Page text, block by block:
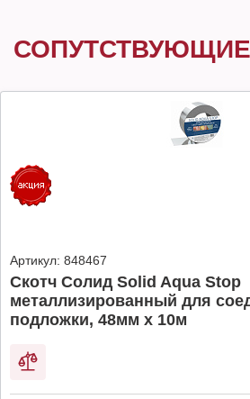
Артикул: 848467
Скотч Солид Solid Aqua Stop
металлизированный для
подложки, 48мм х 10м